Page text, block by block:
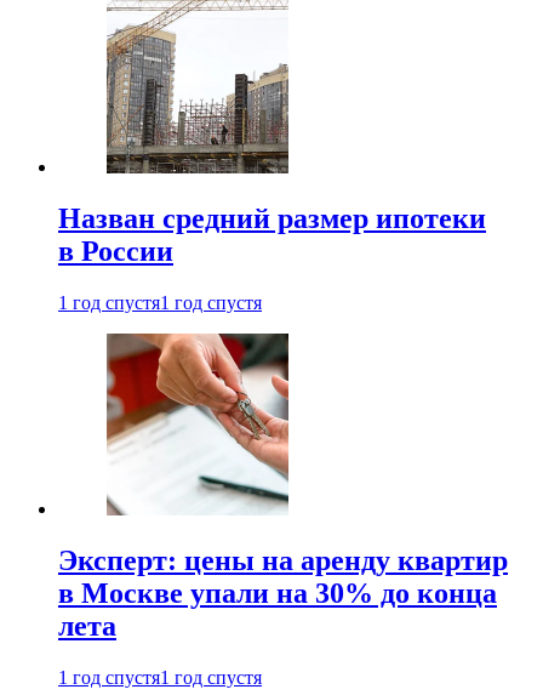
Назван средний размер ипотеки
в России
1 год спустя1 год спустя
Эксперт: цены на аренду квартир
в Москве упали на 30% до конца
лета
1 год спустя1 год спустя